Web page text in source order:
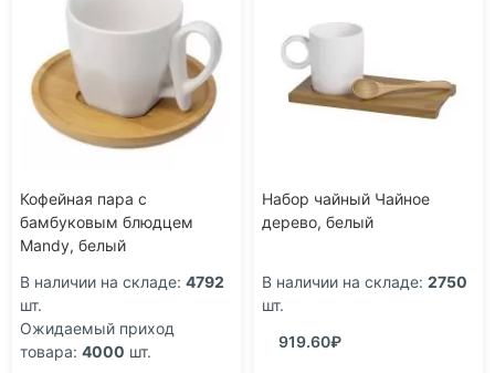
Кофейная пара с
бамбуковым блюдцем
Mandy, белый
В наличии на складе: 4792
шт.
Ожидаемый приход
товара: 4000 шт.
Набор чайный Чайное
дерево, белый
В наличии на складе: 2750
шт.
919.60₽